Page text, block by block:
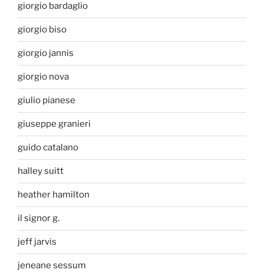
giorgio bardaglio
giorgio biso
giorgio jannis
giorgio nova
giulio pianese
giuseppe granieri
guido catalano
halley suitt
heather hamilton
il signor g.
jeff jarvis
jeneane sessum